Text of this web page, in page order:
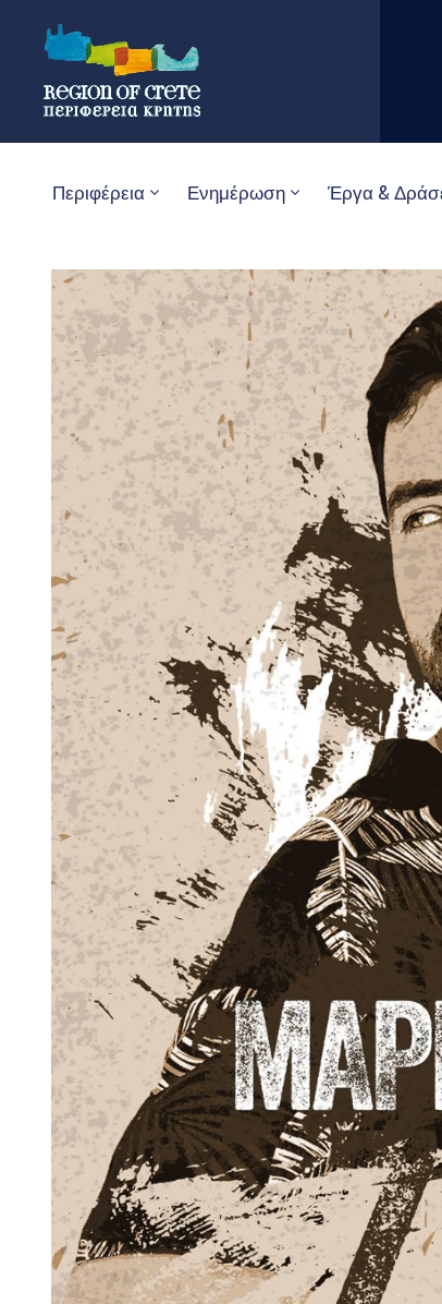
Περιφέρεια Ενημέρωση Έργα &